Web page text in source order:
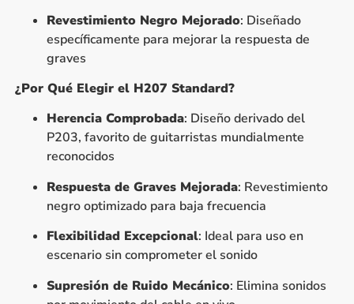
Revestimiento Negro Mejorado: Diseñado
específicamente para mejorar la respuesta de
graves
¿Por Qué Elegir el H207 Standard?
Herencia Comprobada: Diseño derivado del
P203, favorito de guitarristas mundialmente
reconocidos
Respuesta de Graves Mejorada: Revestimiento
negro optimizado para baja frecuencia
Flexibilidad Excepcional: Ideal para uso en
escenario sin comprometer el sonido
Supresión de Ruido Mecánico: Elimina sonidos